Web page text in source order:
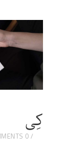
کِی
0 COMMENTS